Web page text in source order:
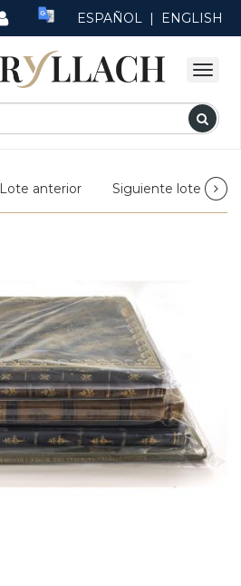
ESPAÑOL | ENGLISH
Lote anterior Siguiente lote